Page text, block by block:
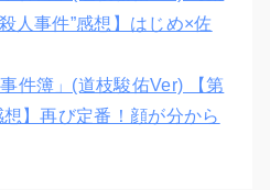
人事件”感想】はじめ×佐
件簿」(道枝駿佑Ver) 【第
】再び定番！顔が分から